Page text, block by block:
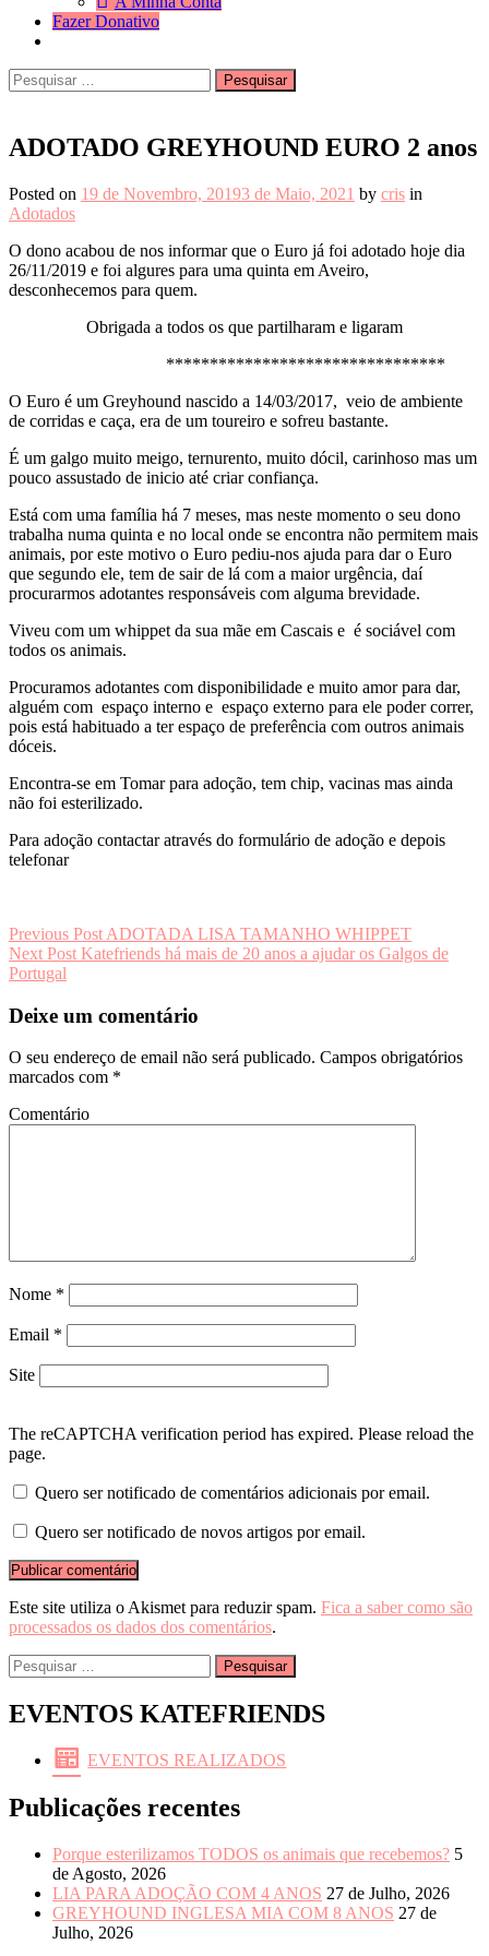
Fazer Donativo
Search
Pesquisar
por:
ADOTADO GREYHOUND EURO 2 anos
Posted on 19 de Novembro, 20193 de Maio, 2021 by cris in
Adotados
O dono acabou de nos informar que o Euro já foi adotado hoje dia
26/11/2019 e foi algures para uma quinta em Aveiro,
desconhecemos para quem.
Obrigada a todos os que partilharam e ligaram
********************************
O Euro é um Greyhound nascido a 14/03/2017, veio de ambiente
de corridas e caça, era de um toureiro e sofreu bastante.
É um galgo muito meigo, ternurento, muito dócil, carinhoso mas um
pouco assustado de inicio até criar confiança.
Está com uma família há 7 meses, mas neste momento o seu dono
trabalha numa quinta e no local onde se encontra não permitem mais
animais, por este motivo o Euro pediu-nos ajuda para dar o Euro
que segundo ele, tem de sair de lá com a maior urgência, daí
procurarmos adotantes responsáveis com alguma brevidade.
Viveu com um whippet da sua mãe em Cascais e é sociável com
todos os animais.
Procuramos adotantes com disponibilidade e muito amor para dar,
alguém com espaço interno e espaço externo para ele poder correr,
pois está habituado a ter espaço de preferência com outros animais
dóceis.
Encontra-se em Tomar para adoção, tem chip, vacinas mas ainda
não foi esterilizado.
Para adoção contactar através do formulário de adoção e depois
telefonar
Navegação
de
Previous Post ADOTADA LISA TAMANHO WHIPPET
Next Post Katefriends há mais de 20 anos a ajudar os Galgos de
Portugal
Deixe um comentário
O seu endereço de email não será publicado. Campos obrigatórios
marcados com *
Comentário
Nome *
Email *
Site
The reCAPTCHA verification period has expired. Please reload the
page.
Quero ser notificado de comentários adicionais por email.
Quero ser notificado de novos artigos por email.
Este site utiliza o Akismet para reduzir spam. Fica a saber como são
processados os dados dos comentários.
Pesquisar
por:
EVENTOS KATEFRIENDS
EVENTOS REALIZADOS
Publicações recentes
Porque esterilizamos TODOS os animais que recebemos? 5
de Agosto, 2026
LIA PARA ADOÇÃO COM 4 ANOS 27 de Julho, 2026
GREYHOUND INGLESA MIA COM 8 ANOS 27 de
Julho, 2026